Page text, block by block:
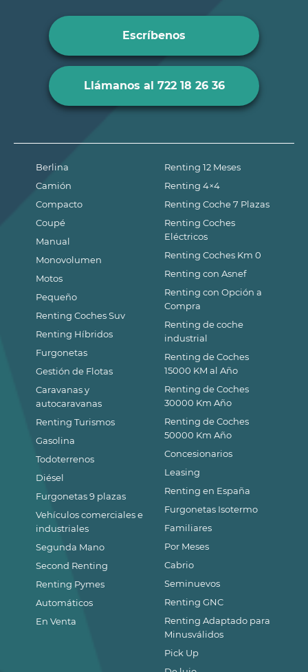
Escríbenos
Llámanos al 722 18 26 36
Berlina
Camión
Compacto
Coupé
Manual
Monovolumen
Motos
Pequeño
Renting Coches Suv
Renting Híbridos
Furgonetas
Gestión de Flotas
Caravanas y
autocaravanas
Renting Turismos
Gasolina
Todoterrenos
Diésel
Furgonetas 9 plazas
Vehículos comerciales e
industriales
Segunda Mano
Second Renting
Renting Pymes
Automáticos
En Venta
Renting 12 Meses
Renting 4×4
Renting Coche 7 Plazas
Renting Coches
Eléctricos
Renting Coches Km 0
Renting con Asnef
Renting con Opción a
Compra
Renting de coche
industrial
Renting de Coches
15000 KM al Año
Renting de Coches
30000 Km Año
Renting de Coches
50000 Km Año
Concesionarios
Leasing
Renting en España
Furgonetas Isotermo
Familiares
Por Meses
Cabrio
Seminuevos
Renting GNC
Renting Adaptado para
Minusválidos
Pick Up